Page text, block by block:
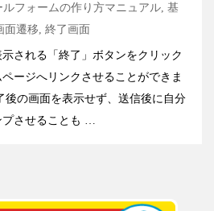
ルフォームの作り方マニュアル ,基
面遷移 ,終了画面
される「終了」ボタンをクリック
ージへリンクさせることができま
後の画面を表示せず、送信後に自分
させることも …